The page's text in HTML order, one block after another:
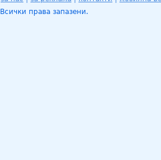
Всички права запазени.